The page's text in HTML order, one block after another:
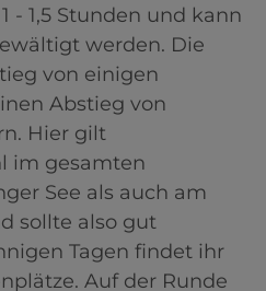
- 1,5 Stunden und kann
werden. Die
von einigen
Abstieg von
Hier gilt
im gesamten
See als auch am
sollte also gut
Tagen findet ihr
Auf der Runde